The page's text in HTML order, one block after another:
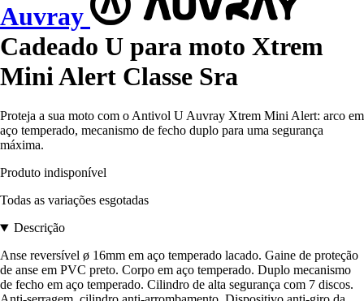
Auvray
Cadeado U para moto Xtrem
Mini Alert Classe Sra
Proteja a sua moto com o Antivol U Auvray Xtrem Mini Alert: arco em
aço temperado, mecanismo de fecho duplo para uma segurança
máxima.
Produto indisponível
Todas as variações esgotadas
Descrição
Anse reversível ø 16mm em aço temperado lacado. Gaine de proteção
de anse em PVC preto. Corpo em aço temperado. Duplo mecanismo
de fecho em aço temperado. Cilindro de alta segurança com 7 discos.